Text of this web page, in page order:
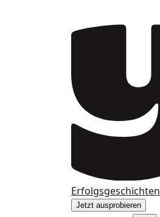
Erfolgsgeschichten
Jetzt ausprobieren